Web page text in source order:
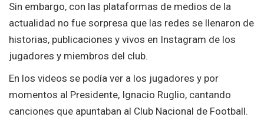
Sin embargo, con las plataformas de medios de la
actualidad no fue sorpresa que las redes se llenaron de
historias, publicaciones y vivos en Instagram de los
jugadores y miembros del club.
En los videos se podía ver a los jugadores y por
momentos al Presidente, Ignacio Ruglio, cantando
canciones que apuntaban al Club Nacional de Football.